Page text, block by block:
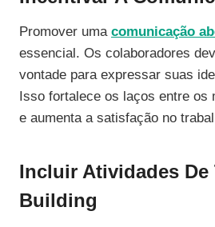
Promover uma comunicação
essencial. Os colaboradores
vontade para expressar suas
Isso fortalece os laços entre os
e aumenta a satisfação no
Incluir Atividades De
Building